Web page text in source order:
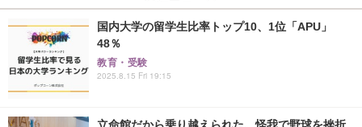
国内大学の留学生比率トップ10、1位「APU」
48％
教育・受験
2025.8.15 Fri 19:15
立命館だから乗り越えられた、怪我で野球を挫折